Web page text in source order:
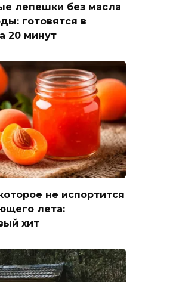
лепешки без масла
готовятся в
20 минут
не испортится
лета:
хит